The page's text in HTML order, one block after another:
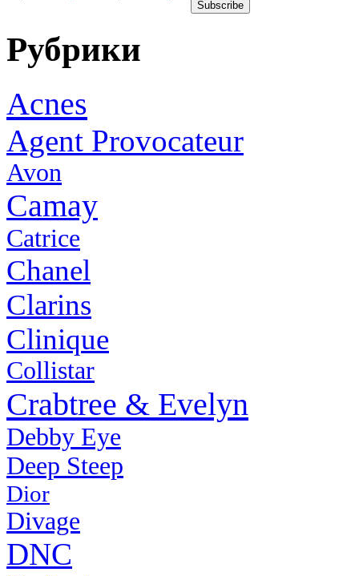
Рубрики
Acnes
Agent Provocateur
Avon
Camay
Catrice
Chanel
Clarins
Clinique
Collistar
Crabtree & Evelyn
Debby Eye
Deep Steep
Dior
Divage
DNC